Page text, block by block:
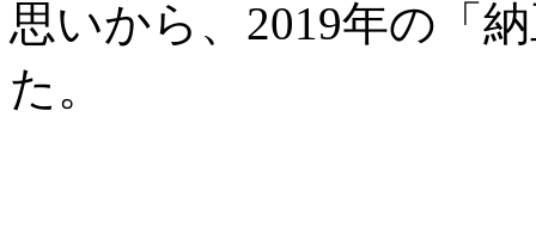
思いから、2019年の「
た。